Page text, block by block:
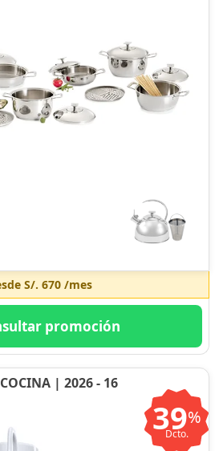
S/. 670/mes
promoción
| 2026 - 16
39%
Dcto.